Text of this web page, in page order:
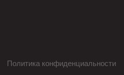
Политика конфиденциальности